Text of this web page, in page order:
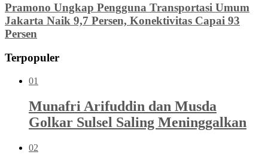
Pramono Ungkap Pengguna Transportasi Umum
Jakarta Naik 9,7 Persen, Konektivitas Capai 93
Persen
Terpopuler
01
Munafri Arifuddin dan Musda
Golkar Sulsel Saling Meninggalkan
02